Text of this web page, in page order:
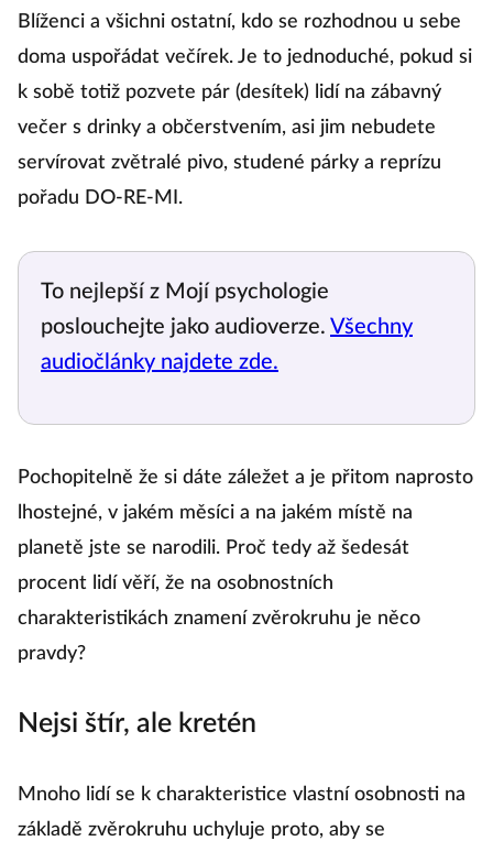
Blíženci a všichni ostatní, kdo se rozhodnou u sebe
doma uspořádat večírek. Je to jednoduché, pokud si
k sobě totiž pozvete pár (desítek) lidí na zábavný
večer s drinky a občerstvením, asi jim nebudete
servírovat zvětralé pivo, studené párky a reprízu
pořadu DO-RE-MI.
To nejlepší z Mojí psychologie
poslouchejte jako audioverze. Všechny
audiočlánky najdete zde.
Pochopitelně že si dáte záležet a je přitom naprosto
lhostejné, v jakém měsíci a na jakém místě na
planetě jste se narodili. Proč tedy až šedesát
procent lidí věří, že na osobnostních
charakteristikách znamení zvěrokruhu je něco
pravdy?
Nejsi štír, ale kretén
Mnoho lidí se k charakteristice vlastní osobnosti na
základě zvěrokruhu uchyluje proto, aby se